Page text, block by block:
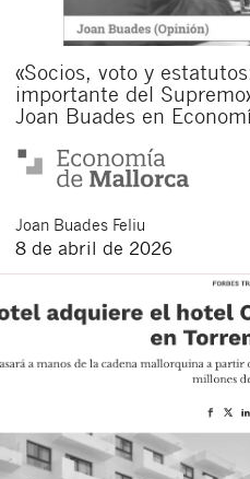
«Socios, voto y
importante del
Joan Buades en
Joan Buades Feliu
8 de abril de 2026